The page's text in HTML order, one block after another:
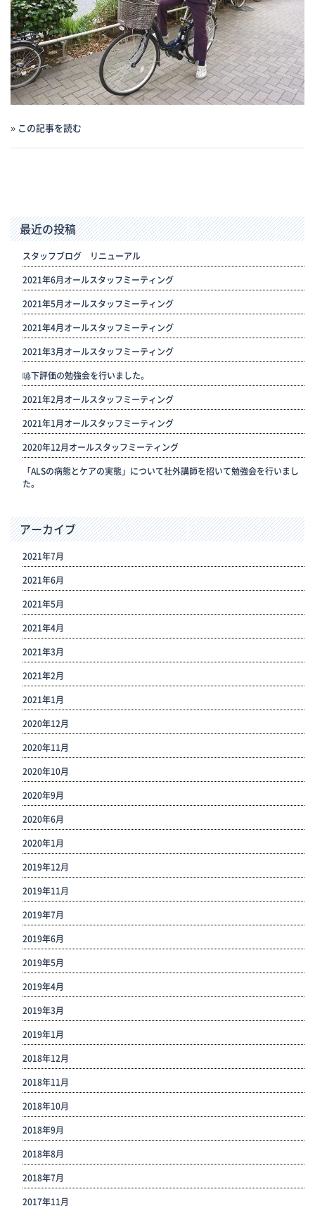
» この記事を読む
最近の投稿
スタッフブログ リニューアル
2021年6月オールスタッフミーティング
2021年5月オールスタッフミーティング
2021年4月オールスタッフミーティング
2021年3月オールスタッフミーティング
嚥下評価の勉強会を行いました。
2021年2月オールスタッフミーティング
2021年1月オールスタッフミーティング
2020年12月オールスタッフミーティング
「ALSの病態とケアの実態」について社外講師を招いて勉強会を行いまし
た。
アーカイブ
2021年7月
2021年6月
2021年5月
2021年4月
2021年3月
2021年2月
2021年1月
2020年12月
2020年11月
2020年10月
2020年9月
2020年6月
2020年1月
2019年12月
2019年11月
2019年7月
2019年6月
2019年5月
2019年4月
2019年3月
2019年1月
2018年12月
2018年11月
2018年10月
2018年9月
2018年8月
2018年7月
2017年11月